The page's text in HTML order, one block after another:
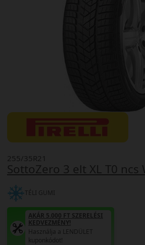
SottoZero 3 elt XL T0 ncs
255/35R21
TÉLI GUMI
AKÁR 5.000 FT SZERELÉSI
KEDVEZMÉNY!
Használja a LENDÜLET
kuponkódot!